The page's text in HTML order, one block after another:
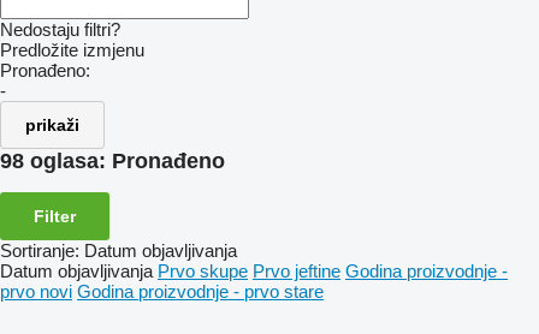
Nedostaju filtri?
Predložite izmjenu
Pronađeno:
-
prikaži
98 oglasa: Pronađeno
Filter
Sortiranje: Datum objavljivanja
Datum objavljivanja Prvo skupe Prvo jeftine Godina proizvodnje -
prvo novi Godina proizvodnje - prvo stare